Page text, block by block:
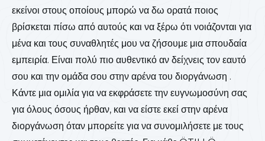
εκείνοι στους οποίους μπορώ να δω ορατά ποιος
βρίσκεται πίσω από αυτούς και να ξέρω ότι νοιάζονται για
μένα και τους συναθλητές μου να ζήσουμε μια σπουδαία
εμπειρία. Είναι πολύ πιο αυθεντικό αν δείχνεις τον εαυτό
σου και την ομάδα σου στην αρένα του διοργάνωση .
Κάντε μια ομιλία για να εκφράσετε την ευγνωμοσύνη σας
για όλους όσους ήρθαν, και να είστε εκεί στην αρένα
διοργάνωση όταν μπορείτε για να συνομιλήσετε με τους